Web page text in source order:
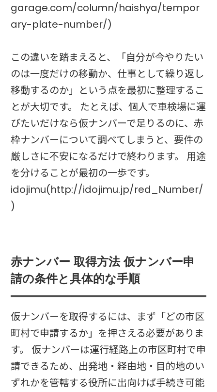
garage.com/column/haishya/tempor
ary-plate-number/)
この違いを踏まえると、「自分が今やりたい
のは一度だけの移動か、仕事として繰り返し
移動するのか」という点を最初に整理するこ
とが大切です。 たとえば、個人で車検場に運
びたいだけなら仮ナンバーで足りるのに、赤
枠ナンバーについて調べてしまうと、要件の
厳しさに不安になるだけで終わります。 用途
を分けることが最初の一歩です。
idojimu(http://idojimu.jp/red_Number/
)
赤ナンバー 取得方法 仮ナンバー申
請の条件と具体的な手順
仮ナンバーを取得するには、まず「どの市区
町村で申請するか」を押さえる必要がありま
す。 仮ナンバーは運行経路上の市区町村で申
請できるため、出発地・経由地・目的地のい
ずれかを管轄する役所に出向けば手続き可能